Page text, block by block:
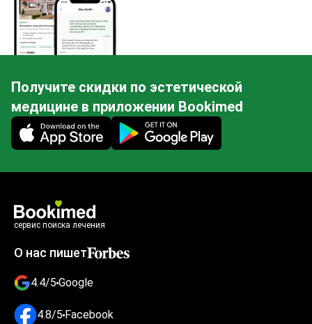
Получите скидки по эстетической
медицине в приложении Bookimed
Mobile app illustration
сервис поиска лечения
О нас пишет
4.4/5 Google
4.8/5 Facebook